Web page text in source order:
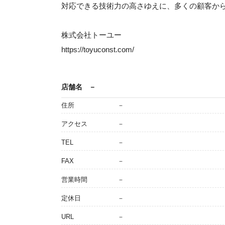
対応できる技術力の高さゆえに、多くの顧客か
株式会社トーユー
https://toyuconst.com/
店舗名 －
住所 －
アクセス －
TEL －
FAX －
営業時間 －
定休日 －
URL －